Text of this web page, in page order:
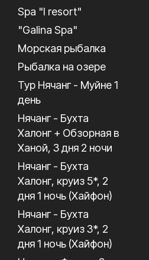
Spa "I resort"
"Galina Spa"
Морская рыбалка
Рыбалка на озере
Тур Нячанг - Муйне 1
день
Нячанг - Бухта
Халонг + Обзорная в
Ханой, 3 дня 2 ночи
Нячанг - Бухта
Халонг, круиз 5*, 2
дня 1 ночь (Хайфон)
Нячанг - Бухта
Халонг, круиз 3*, 2
дня 1 ночь (Хайфон)